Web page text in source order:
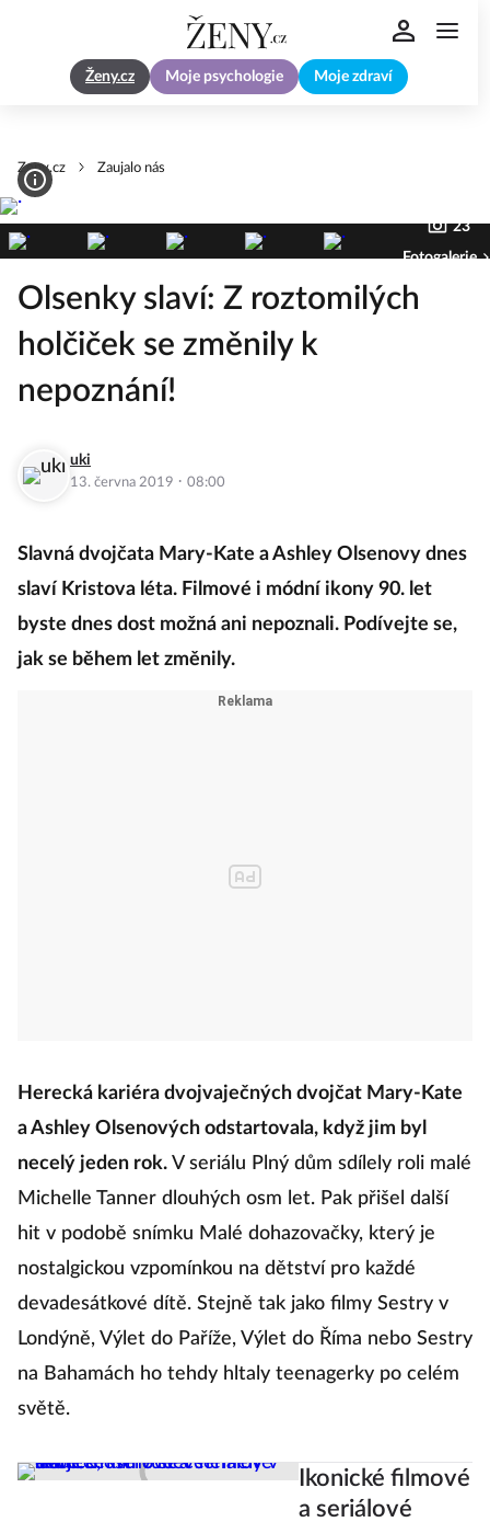
Ženy.cz Moje psychologie Moje zdraví
Zeny.cz Zaujalo nás
23
Fotogalerie
Olsenky slaví: Z roztomilých
holčiček se změnily k
nepoznání!
uki
13. června 2019 · 08:00
Slavná dvojčata Mary-Kate a Ashley Olsenovy dnes
slaví Kristova léta. Filmové i módní ikony 90. let
byste dnes dost možná ani nepoznali. Podívejte se,
jak se během let změnily.
Herecká kariéra dvojvaječných dvojčat Mary-Kate
a Ashley Olsenových odstartovala, když jim byl
necelý jeden rok. V seriálu Plný dům sdílely roli malé
Michelle Tanner dlouhých osm let. Pak přišel další
hit v podobě snímku Malé dohazovačky, který je
nostalgickou vzpomínkou na dětství pro každé
devadesátkové dítě. Stejně tak jako filmy Sestry v
Londýně, Výlet do Paříže, Výlet do Říma nebo Sestry
na Bahamách ho tehdy hltaly teenagerky po celém
světě.
Ikonické filmové
a seriálové